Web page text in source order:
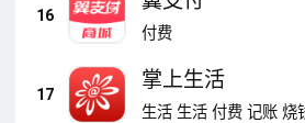
16
付费
17
掌上生活
生活 生活 付费 记账 烧